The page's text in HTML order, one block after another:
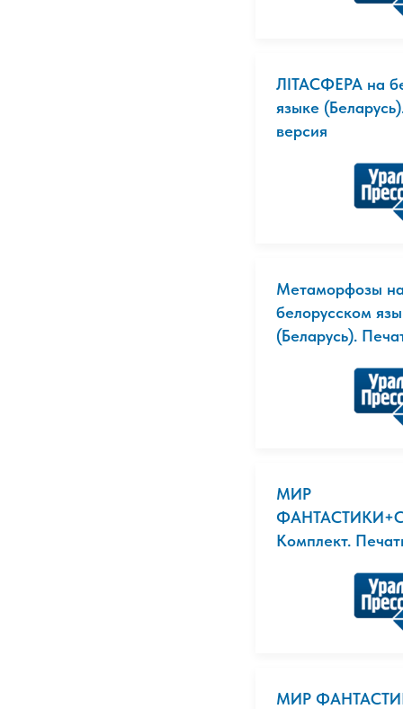
ЛІТАСФЕРА на
языке
версия
Метаморфозы
белорусском
(Беларусь).
МИР
Комплект.
МИР